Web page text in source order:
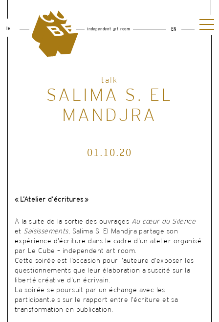
le independent art room EN
01.10.20
« L’Atelier d’écritures »
À la suite de la sortie des ouvrages Au cœur du Silence
et Saisissements, Salima S. El Mandjra partage son
expérience d’écriture dans le cadre d’un atelier organisé
par Le Cube – independent art room.
Cette soirée est l’occasion pour l’auteure d’exposer les
questionnements que leur élaboration a suscité sur la
liberté créative d’un écrivain.
La soirée se poursuit par un échange avec les
participant.e.s sur le rapport entre l’écriture et sa
transformation en publication.
talk
SALIMA S. EL
MANDJRA